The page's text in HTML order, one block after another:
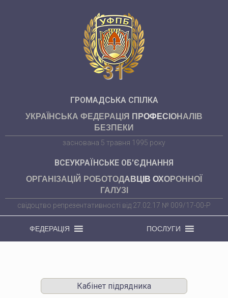
31
ГРОМАДСЬКА СПІЛКА
УКРАЇНСЬКА ФЕДЕРАЦІЯ ПРОФЕСІОНАЛІВ
БЕЗПЕКИ
заснована 5 травня 1995 року
ВСЕУКРАЇНСЬКЕ ОБ'ЄДНАННЯ
ОРГАНІЗАЦІЙ РОБОТОДАВЦІВ ОХОРОННОЇ
ГАЛУЗІ
свідоцтво репрезентативності від 27.02.17 № 009/17-00-Р
ФЕДЕРАЦІЯ ПОСЛУГИ
Кабінет підрядника